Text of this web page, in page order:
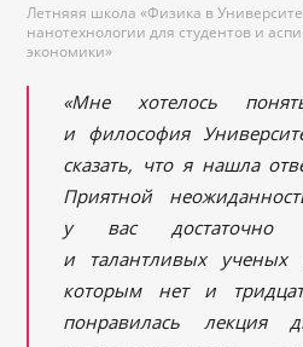
Летняяя школа «Физика в
нанотехнологии для студентов и
экономики»
«Мне хотелось
и философия
сказать, что я нашла
Приятной
у вас достаточно
и талантливых ученых
которым нет и
понравилась лекция